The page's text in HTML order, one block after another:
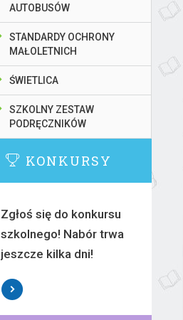
AUTOBUSÓW
STANDARDY OCHRONY
MAŁOLETNICH
ŚWIETLICA
SZKOLNY ZESTAW
PODRĘCZNIKÓW
KONKURSY
Zgłoś się do konkursu
szkolnego! Nabór trwa
jeszcze kilka dni!